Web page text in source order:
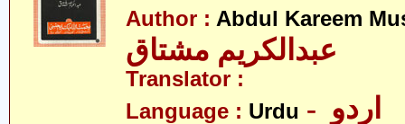
Author : Abdul Kareem
عبدالکریم مشتاق
Translator :
Language : Urdu